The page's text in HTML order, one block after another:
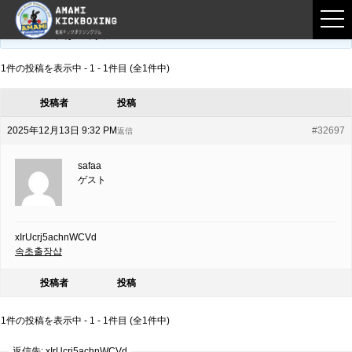
フロントページ › フォーラム
このトピックは空です。
1件の投稿を表示中 - 1 - 1件目 (全1件中)
投稿者 投稿
2025年12月13日 9:32 PM #32697
返信
safaa
ゲスト
xIrUcrj5achnWCVd
속초출장샵
投稿者 投稿
1件の投稿を表示中 - 1 - 1件目 (全1件中)